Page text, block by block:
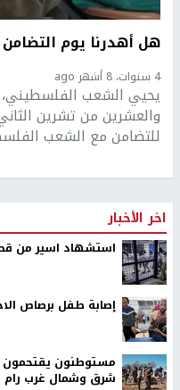
هل أهدرنا يوم
4 سنوات، 8 أشهر ago
يحيي الشعب الفلسطيني،
والعشرين من تشرين
للتضامن مع الشعب
اخر الأخبار
استشهاد اسير من
إصابة طفل برصاص
مستوطنون يقتحمون
شرق وشمال غرب رام